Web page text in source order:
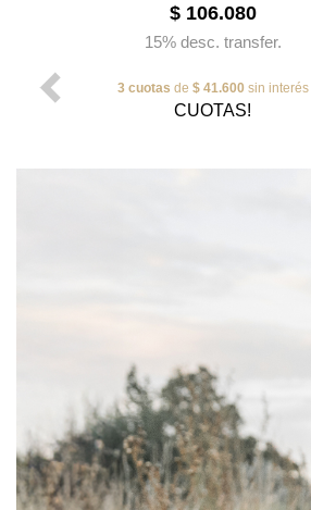
$ 106.080
15% desc. transfer.
3 cuotas de $ 41.600 sin interés
CUOTAS!